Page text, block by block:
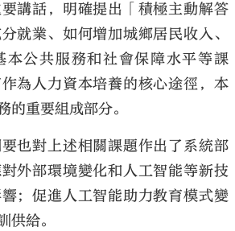
講話，明確提出「積極主動解答
就業、如何增加城鄉居民收入、
本公共服務和社會保障水平等課
為人力資本培養的核心途徑，本
的重要組成部分。
要也對上述相關課題作出了系統部
外部環境變化和人工智能等新技
；促進人工智能助力教育模式變
供給。